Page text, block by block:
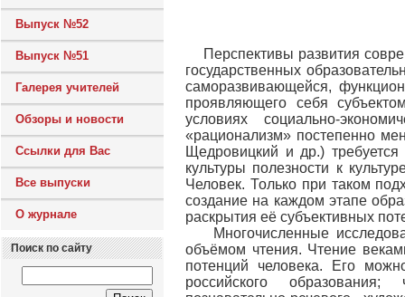
Выпуск №52
Выпуск №51
Галерея учителей
Обзоры и новости
Ссылки для Вас
Все выпуски
О журнале
Поиск по сайту
Перспективы развития
государственных
саморазвивающейся,
проявляющего себя
условиях социально-
«рационализм» постепенно
Щедровицкий и др.)
культуры полезности к
Человек. Только при таком
создание на каждом этапе
раскрытия её субъективных
Многочисленные
объёмом чтения. Чтение
потенций человека. Его
российского образования;